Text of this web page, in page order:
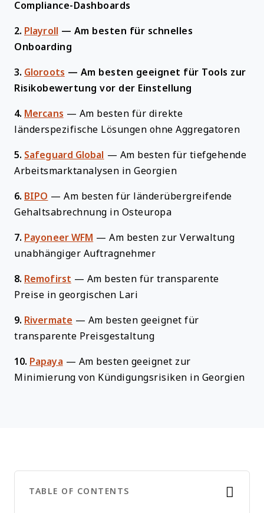
Compliance-Dashboards
2. Playroll — Am besten für schnelles
Onboarding
3. Gloroots — Am besten geeignet für Tools zur
Risikobewertung vor der Einstellung
4. Mercans — Am besten für direkte
länderspezifische Lösungen ohne Aggregatoren
5. Safeguard Global — Am besten für tiefgehende
Arbeitsmarktanalysen in Georgien
6. BIPO —Am besten für länderübergreifende
Gehaltsabrechnung in Osteuropa
7. Payoneer WFM —Am besten zur Verwaltung
unabhängiger Auftragnehmer
8. Remofirst — Am besten für transparente
Preise in georgischen Lari
9. Rivermate — Am besten geeignet für
transparente Preisgestaltung
10. Papaya — Am besten geeignet zur
Minimierung von Kündigungsrisiken in Georgien
TABLE OF CONTENTS